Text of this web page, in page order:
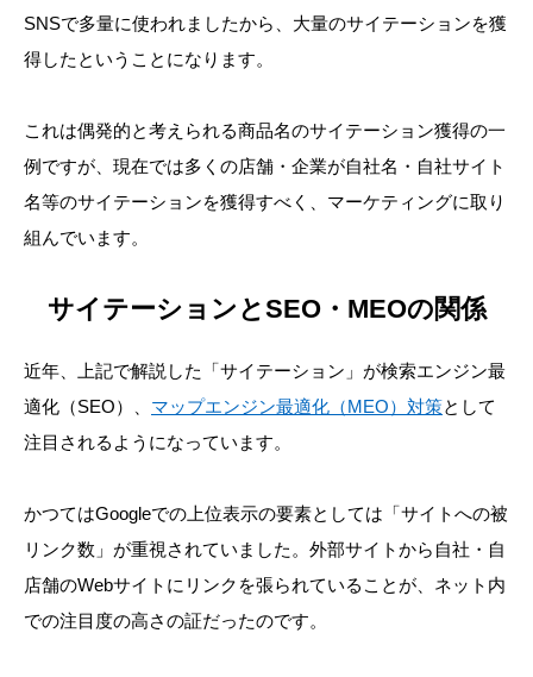
SNSで多量に使われましたから、大量のサイテーションを獲
得したということになります。
これは偶発的と考えられる商品名のサイテーション獲得の一
例ですが、現在では多くの店舗・企業が自社名・自社サイト
名等のサイテーションを獲得すべく、マーケティングに取り
組んでいます。
サイテーションとSEO・MEOの関係
近年、上記で解説した「サイテーション」が検索エンジン最
適化（SEO）、 マップエンジン最適化（MEO）対策として
注目されるようになっています。
かつてはGoogleでの上位表示の要素としては「サイトへの被
リンク数」が重視されていました。外部サイトから自社・自
店舗のWebサイトにリンクを張られていることが、ネット内
での注目度の高さの証だったのです。